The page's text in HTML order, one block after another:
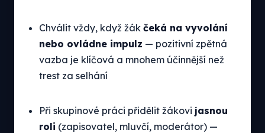
Chválit vždy, když žák čeká na vyvolání
nebo ovládne impulz — pozitivní zpětná
vazba je klíčová a mnohem účinnější než
trest za selhání
Při skupinové práci přidělit žákovi jasnou
roli (zapisovatel, mluvčí, moderátor) —